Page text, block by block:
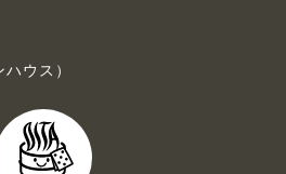
ウス）